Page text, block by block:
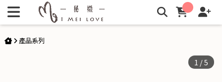
NPM 2合1調理養護組 | 秘媺
產品系列
1 /5